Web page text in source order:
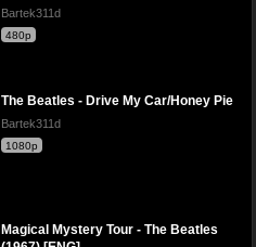
Bartek311d
480p
The Beatles - Drive My Car/Honey Pie
Bartek311d
1080p
Magical Mystery Tour - The Beatles